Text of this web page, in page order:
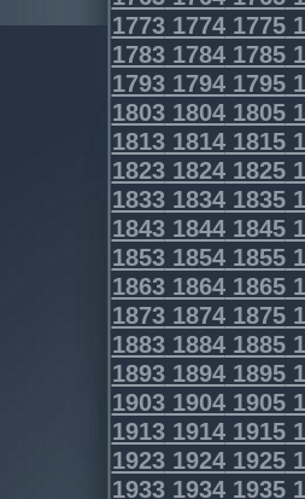
177317741775
178317841785
179317941795
180318041805
181318141815
182318241825
183318341835
184318441845
185318541855
186318641865
187318741875
188318841885
189318941895
190319041905
191319141915
192319241925
193319341935